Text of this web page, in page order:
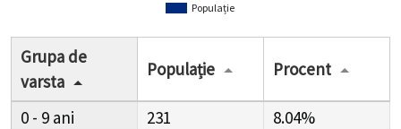
Populație
Grupa de
varsta
Populație Procent
0 - 9 231
8.04%